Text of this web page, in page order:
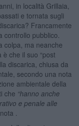
in località Grillaia,
e tornata sugli
Francamente
pubblico.
colpa, ma neanche
che il suo “post
discarica, chiusa da
secondo una nota
ambientale della
che “hanno anche
e penale alle
.